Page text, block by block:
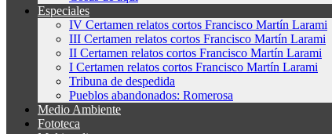
Especiales
IV Certamen relatos cortos Francisco Martín Larami
III Certamen relatos cortos Francisco Martín Larami
II Certamen relatos cortos Francisco Martín Larami
I Certamen relatos cortos Francisco Martín Larami
Tribuna de despedida
Pueblos abandonados: Romerosa
Medio Ambiente
Fototeca